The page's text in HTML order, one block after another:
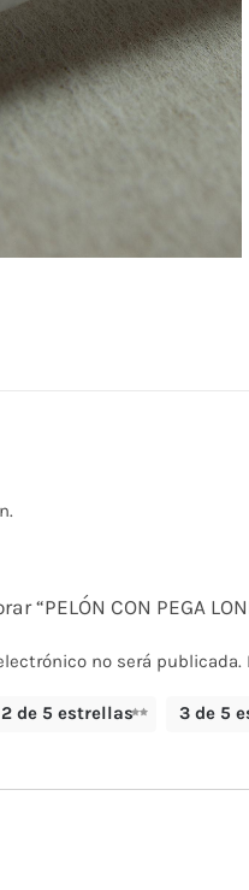
“PELÓN CON PEGA
no será publicada.
2 de 5 estrellas 3 de 5